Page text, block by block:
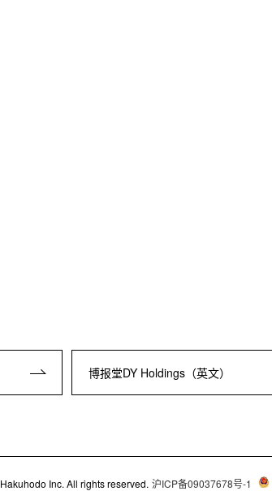
博报堂DY Holdings（英文）
Hakuhodo Inc. All rights reserved. 沪ICP备09037678号-1